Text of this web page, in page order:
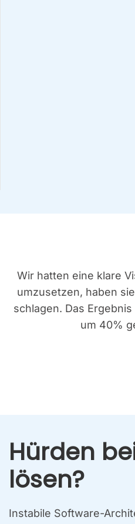
Wir hat­ten eine kla­re
umzu­set­zen, haben
schla­gen. Das
um 40%
Hür­den
lösen?
Insta­bi­le Soft­ware-